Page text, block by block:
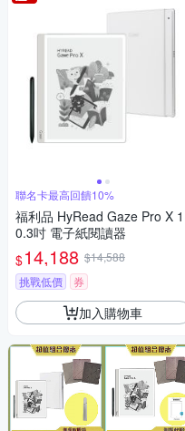
聯名卡最高回饋10%
福利品 HyRead Gaze Pro X 1
0.3吋 電子紙閱讀器
$14,188 $14,588
挑戰低價
券
加入購物車